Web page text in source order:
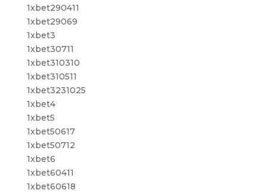
1xbet290411
1xbet29069
1xbet3
1xbet30711
1xbet310310
1xbet310511
1xbet3231025
1xbet4
1xbet5
1xbet50617
1xbet50712
1xbet6
1xbet60411
1xbet60618